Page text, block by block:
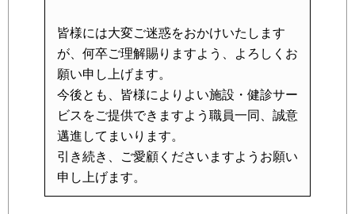
皆様には大変ご迷惑をおかけいたします
が、何卒ご理解賜りますよう、よろしくお
願い申し上げます。
今後とも、皆様によりよい施設・健診サー
ビスをご提供できますよう職員一同、誠意
邁進してまいります。
引き続き、ご愛顧くださいますようお願い
申し上げます。